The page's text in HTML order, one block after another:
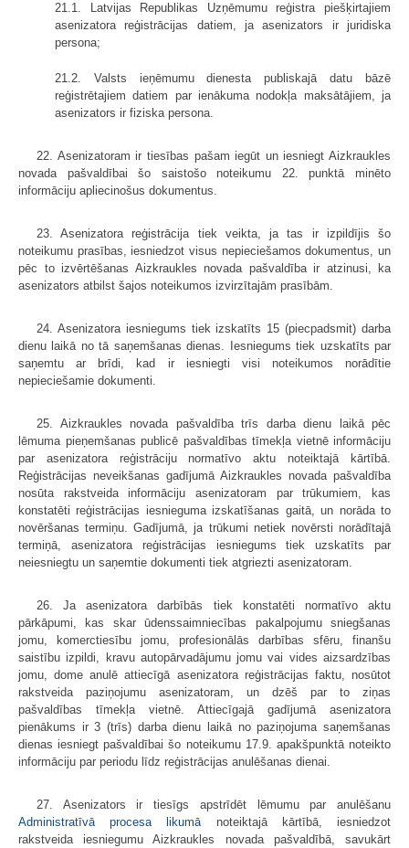
21.1. Latvijas Republikas Uzņēmumu reģistra piešķirtajiem
asenizatora reģistrācijas datiem, ja asenizators ir juridiska
persona;
21.2. Valsts ieņēmumu dienesta publiskajā datu bāzē
reģistrētajiem datiem par ienākuma nodokļa maksātājiem, ja
asenizators ir fiziska persona.
22. Asenizatoram ir tiesības pašam iegūt un iesniegt Aizkraukles
novada pašvaldībai šo saistošo noteikumu 22. punktā minēto
informāciju apliecinošus dokumentus.
23. Asenizatora reģistrācija tiek veikta, ja tas ir izpildījis šo
noteikumu prasības, iesniedzot visus nepieciešamos dokumentus, un
pēc to izvērtēšanas Aizkraukles novada pašvaldība ir atzinusi, ka
asenizators atbilst šajos noteikumos izvirzītajām prasībām.
24. Asenizatora iesniegums tiek izskatīts 15 (piecpadsmit) darba
dienu laikā no tā saņemšanas dienas. Iesniegums tiek uzskatīts par
saņemtu ar brīdi, kad ir iesniegti visi noteikumos norādītie
nepieciešamie dokumenti.
25. Aizkraukles novada pašvaldība trīs darba dienu laikā pēc
lēmuma pieņemšanas publicē pašvaldības tīmekļa vietnē informāciju
par asenizatora reģistrāciju normatīvo aktu noteiktajā kārtībā.
Reģistrācijas neveikšanas gadījumā Aizkraukles novada pašvaldība
nosūta rakstveida informāciju asenizatoram par trūkumiem, kas
konstatēti reģistrācijas iesnieguma izskatīšanas gaitā, un norāda to
novēršanas termiņu. Gadījumā, ja trūkumi netiek novērsti norādītajā
termiņā, asenizatora reģistrācijas iesniegums tiek uzskatīts par
neiesniegtu un saņemtie dokumenti tiek atgriezti asenizatoram.
26. Ja asenizatora darbībās tiek konstatēti normatīvo aktu
pārkāpumi, kas skar ūdenssaimniecības pakalpojumu sniegšanas
jomu, komerctiesību jomu, profesionālās darbības sfēru, finanšu
saistību izpildi, kravu autopārvadājumu jomu vai vides aizsardzības
jomu, dome anulē attiecīgā asenizatora reģistrācijas faktu, nosūtot
rakstveida paziņojumu asenizatoram, un dzēš par to ziņas
pašvaldības tīmekļa vietnē. Attiecīgajā gadījumā asenizatora
pienākums ir 3 (trīs) darba dienu laikā no paziņojuma saņemšanas
dienas iesniegt pašvaldībai šo noteikumu 17.9. apakšpunktā noteikto
informāciju par periodu līdz reģistrācijas anulēšanas dienai.
27. Asenizators ir tiesīgs apstrīdēt lēmumu par anulēšanu
Administratīvā procesa likumānoteiktajā kārtībā, iesniedzot
rakstveida iesniegumu Aizkraukles novada pašvaldībā, savukārt